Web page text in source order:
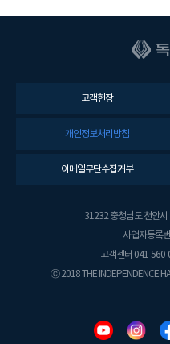
고객헌장
개인정보처리방침
이메일무단수집거부
31232 충청남도 천안
사업자등록
고객센터 041-
ⓒ 2018 THE INDEPENDENCE